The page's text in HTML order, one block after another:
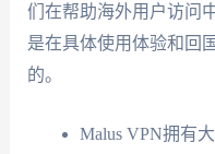
们在帮助海外用户访问
是在具体使用体验和回
的。
Malus VPN拥有